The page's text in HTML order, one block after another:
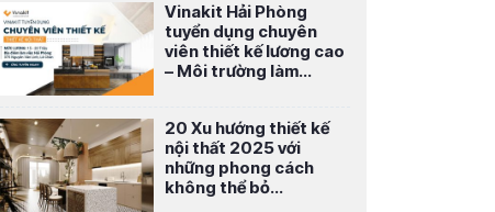
Vinakit Hải Phòng
tuyển dụng chuyên
viên thiết kế lương cao
– Môi trường làm...
20 Xu hướng thiết kế
nội thất 2025 với
những phong cách
không thể bỏ...